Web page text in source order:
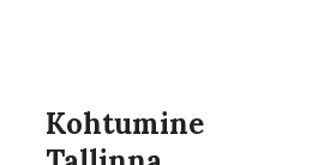
Kohtumine